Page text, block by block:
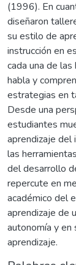
(1996). En
diseñaron
su estilo de
instrucción en
cada una de
habla y
estrategias en
Desde una
estudiantes
aprendizaje del
las
del desarrollo
repercute en
académico del
aprendizaje de
autonomía y en
aprendizaje.